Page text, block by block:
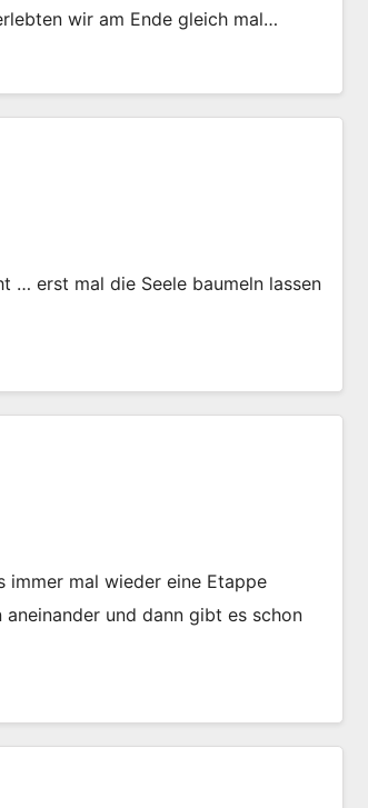
wir am Ende gleich mal…
… erst mal die Seele baumeln lassen
immer mal wieder eine Etappe
und dann gibt es schon